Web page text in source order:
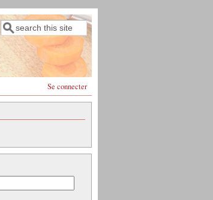
Formulaire de recherche
Rechercher
Se connecter